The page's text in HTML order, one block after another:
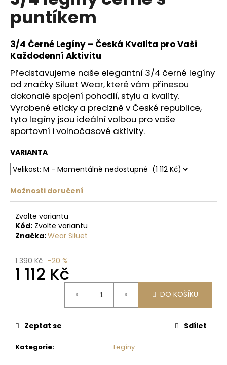
5
hvězdiček.
puntíkem
3/4 Černé Legíny – Česká Kvalita pro Vaši
Každodenní Aktivitu
Představujeme naše elegantní 3/4 černé legíny
od značky Siluet Wear, které vám přinesou
dokonalé spojení pohodlí, stylu a kvality.
Vyrobené eticky a precizně v České republice,
tyto legíny jsou ideální volbou pro vaše
sportovní i volnočasové aktivity.
VARIANTA
Možnosti doručení
Zvolte variantu
Kód: Zvolte variantu
Značka:Wear Siluet
1 390 Kč –20 %
1 112 Kč
DO KOŠÍKU
Kategorie: Legíny
Zeptat se Sdílet
a
j
í
t
?
HLEDAT
D
o
o
u
č
u
j
e
m
MAGNESIA
1.5
35